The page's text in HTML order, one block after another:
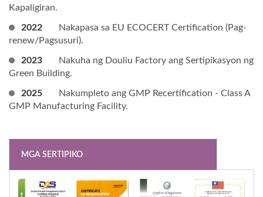
Kapaligiran.
2022
Nakapasa sa EU ECOCERT Certification (Pag-
renew/Pagsusuri).
2023
Nakuha ng Douliu Factory ang Sertipikasyon ng
Green Building.
2025
Nakumpleto ang GMP Recertification - Class A
GMP Manufacturing Facility.
MGA SERTIPIKO